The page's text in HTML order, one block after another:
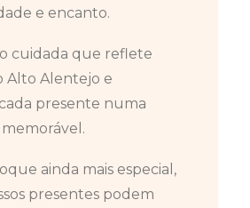
e encanto.
cuidada que reflete
Alto Alentejo e
presente numa
ainda mais especial,
presentes podem